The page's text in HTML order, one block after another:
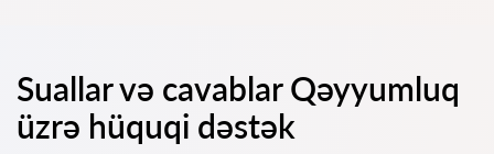
Suallar və cavablar Qəyyumluq
üzrə hüquqi dəstək